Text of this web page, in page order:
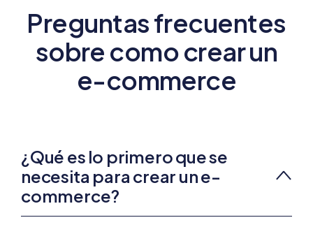
Preguntas frecuentes
sobre como crear un
e-commerce
¿Qué es lo primero que se
necesita para crear un e-
commerce?